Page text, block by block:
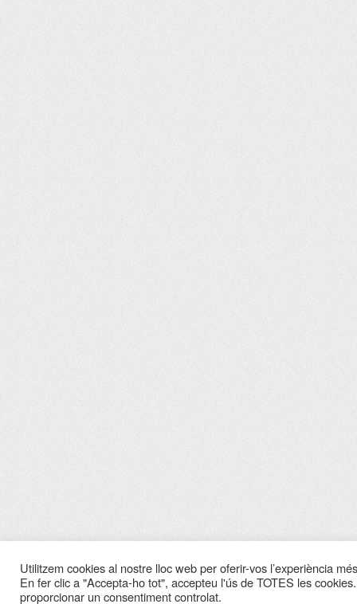
Utilitzem cookies al nostre lloc web per oferir-vos l’experiència
En fer clic a "Accepta-ho tot", accepteu l'ús de TOTES les
proporcionar un consentiment controlat.